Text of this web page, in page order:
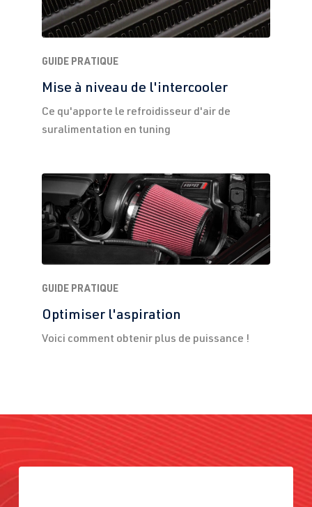
GUIDE PRATIQUE
Mise à niveau de l'intercooler
Ce qu'apporte le refroidisseur d'air de
suralimentation en tuning
GUIDE PRATIQUE
Optimiser l'aspiration
Voici comment obtenir plus de puissance !